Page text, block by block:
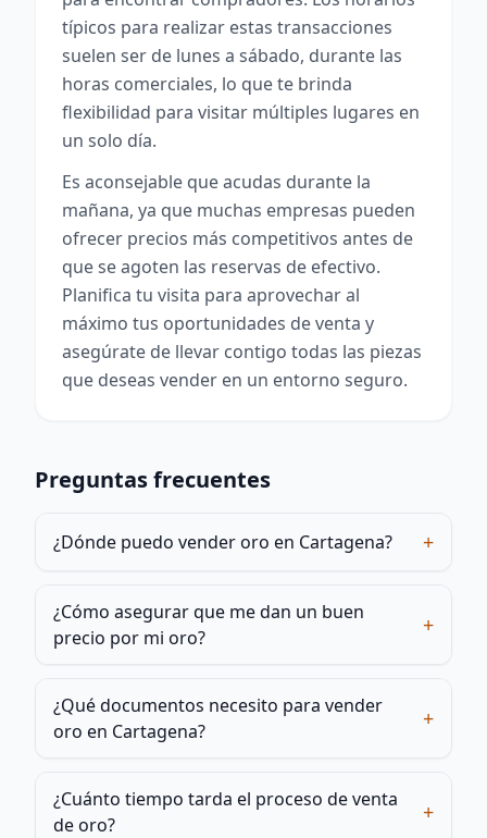
típicos para realizar estas transacciones
suelen ser de lunes a sábado, durante las
horas comerciales, lo que te brinda
flexibilidad para visitar múltiples lugares en
un solo día.
Es aconsejable que acudas durante la
mañana, ya que muchas empresas pueden
ofrecer precios más competitivos antes de
que se agoten las reservas de efectivo.
Planifica tu visita para aprovechar al
máximo tus oportunidades de venta y
asegúrate de llevar contigo todas las piezas
que deseas vender en un entorno seguro.
Preguntas frecuentes
¿Dónde puedo vender oro en Cartagena? +
¿Cómo asegurar que me dan un buen
precio por mi oro?
+
¿Qué documentos necesito para vender
oro en Cartagena?
+
¿Cuánto tiempo tarda el proceso de venta
de oro?
+